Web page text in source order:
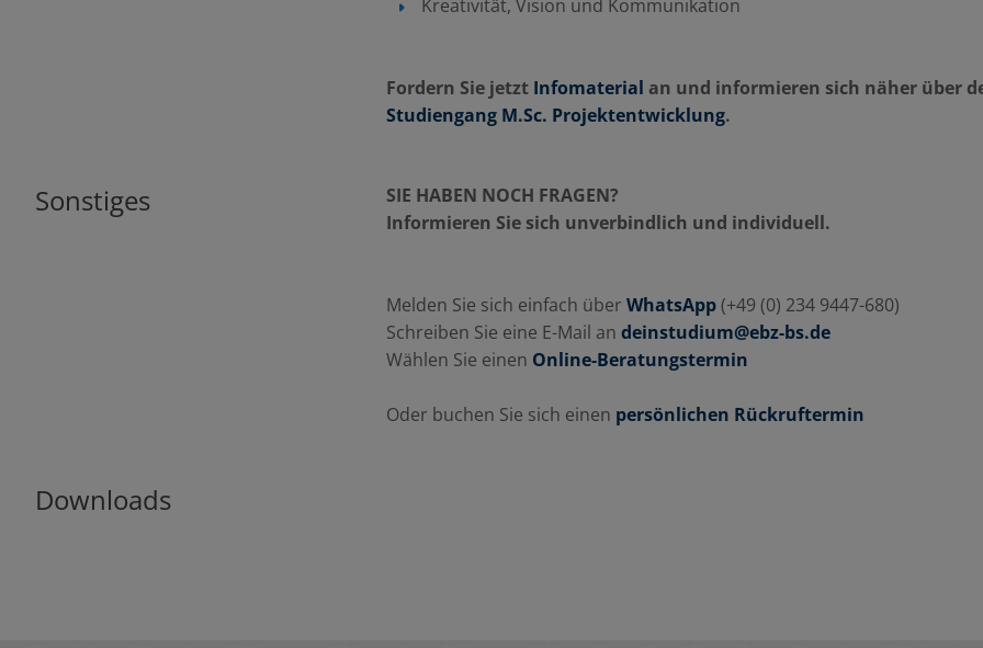
Kreativität, Vision und Kommunikation
Fordern Sie jetzt Infomaterial an und informieren sich näher über
Studiengang M.Sc. Projektentwicklung.
Sonstiges
SIE HABEN NOCH FRAGEN?
Informieren Sie sich unverbindlich und individuell.
Melden Sie sich einfach über WhatsApp(+49 (0) 234 9447-680)
Schreiben Sie eine E-Mail an deinstudium@ebz-bs.de
Wählen Sie einen Online-Beratungstermin
Oder buchen Sie sich einen persönlichen Rückruftermin
Downloads